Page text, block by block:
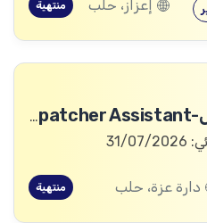
إعزاز، حلب منتهية
مساعد مرسل-Dispatcher Assistant
دارة عزة، حلب منتهية